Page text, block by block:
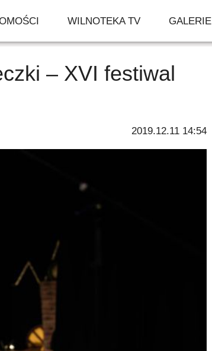
WILNOTEKA TV GALERIE
– XVI festiwal
2019.12.11 14:54